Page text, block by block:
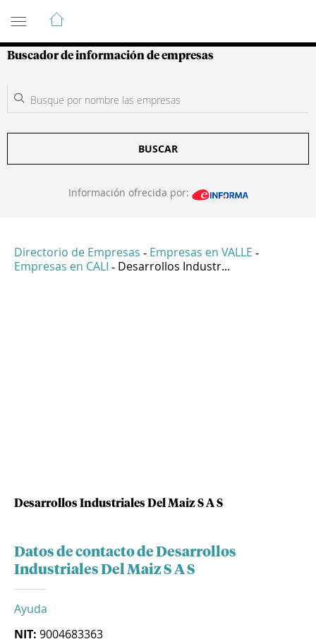
Guía de Empresas Colombianas
Buscador de información de empresas
BUSCAR
Información ofrecida por:
Directorio de Empresas - Empresas en VALLE -
Empresas en CALI - Desarrollos Industr...
Desarrollos Industriales Del Maiz S A S
Datos de contacto de Desarrollos
Industriales Del Maiz S A S
Ayuda
NIT: 9004683363